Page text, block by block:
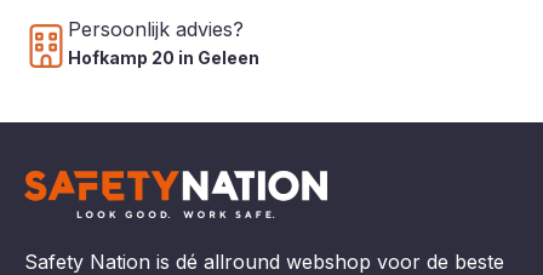
Persoonlijk advies?
Hofkamp 20 in Geleen
Safety Nation is dé allround webshop voor de beste